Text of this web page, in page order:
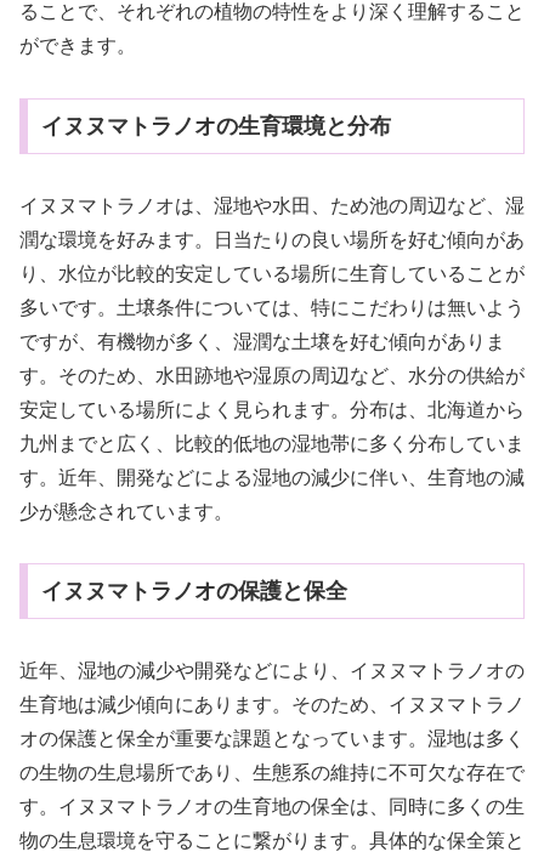
ることで、それぞれの植物の特性をより深く理解すること
ができます。
イヌヌマトラノオの生育環境と分布
イヌヌマトラノオは、湿地や水田、ため池の周辺など、湿
潤な環境を好みます。日当たりの良い場所を好む傾向があ
り、水位が比較的安定している場所に生育していることが
多いです。土壌条件については、特にこだわりは無いよう
ですが、有機物が多く、湿潤な土壌を好む傾向がありま
す。そのため、水田跡地や湿原の周辺など、水分の供給が
安定している場所によく見られます。分布は、北海道から
九州までと広く、比較的低地の湿地帯に多く分布していま
す。近年、開発などによる湿地の減少に伴い、生育地の減
少が懸念されています。
イヌヌマトラノオの保護と保全
近年、湿地の減少や開発などにより、イヌヌマトラノオの
生育地は減少傾向にあります。そのため、イヌヌマトラノ
オの保護と保全が重要な課題となっています。湿地は多く
の生物の生息場所であり、生態系の維持に不可欠な存在で
す。イヌヌマトラノオの生育地の保全は、同時に多くの生
物の生息環境を守ることに繋がります。具体的な保全策と